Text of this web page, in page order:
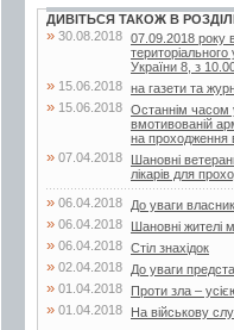
ДИВІТЬСЯ ТАКОЖ В
» 30.08.2018 07.09.2018 року
України 8, з
» 15.06.2018 на газети та
» 15.06.2018 Останнім часом
вмотивованій
на проходження
» 07.04.2018
Шановні
лікарів для
» 06.04.2018 До уваги
» 06.04.2018 Шановні жителі
» 06.04.2018 Стіл знахідок
» 02.04.2018 До уваги
» 01.04.2018 Проти зла –
» 01.04.2018 На військову